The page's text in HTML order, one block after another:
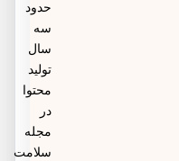
محتوا
سلامت